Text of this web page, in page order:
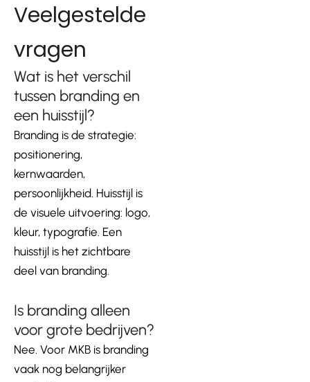
Veelgestelde
vragen
Wat is het verschil
tussen branding en
een huisstijl?
Branding is de strategie:
positionering,
kernwaarden,
persoonlijkheid. Huisstijl is
de visuele uitvoering: logo,
kleur, typografie. Een
huisstijl is het zichtbare
deel van branding.
Is branding alleen
voor grote bedrijven?
Nee. Voor MKB is branding
vaak nog belangrijker